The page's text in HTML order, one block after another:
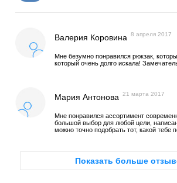
Валерия Коровина 8 апреля 2017
Мне безумно понравился рюкзак,
который очень долго искала!
Мария Антонова 21 марта 2017
Мне понравился ассортимент
большой выбор для любой цели,
можно точно подобрать тот, какой тебе
Показать больше